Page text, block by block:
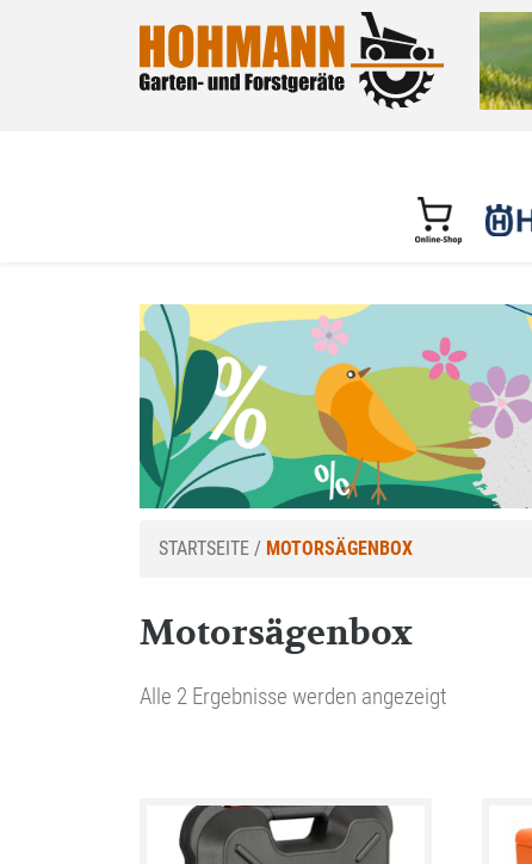
STARTSEITE / MOTORSÄGENBOX
Motorsägenbox
Alle 2 Ergebnisse werden angezeigt